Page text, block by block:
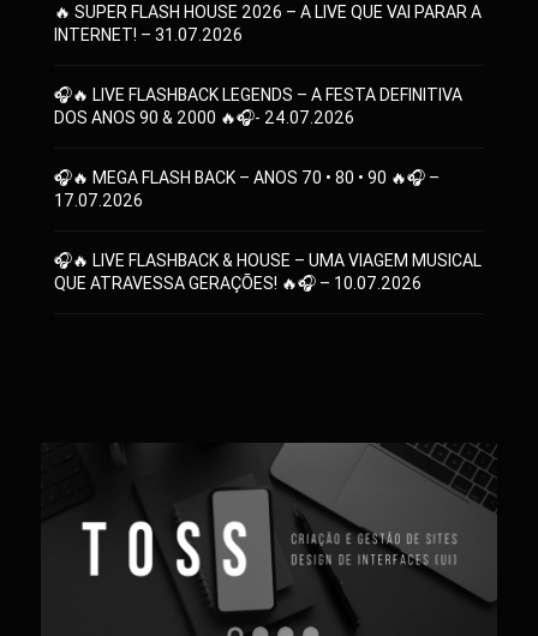
🔥 SUPER FLASH HOUSE 2026 – A LIVE QUE VAI PARAR A
INTERNET! – 31.07.2026
🎧🔥 LIVE FLASHBACK LEGENDS – A FESTA DEFINITIVA
DOS ANOS 90 & 2000 🔥🎧- 24.07.2026
🎧🔥 MEGA FLASH BACK – ANOS 70 • 80 • 90 🔥🎧 –
17.07.2026
🎧🔥 LIVE FLASHBACK & HOUSE – UMA VIAGEM MUSICAL
QUE ATRAVESSA GERAÇÕES! 🔥🎧 – 10.07.2026